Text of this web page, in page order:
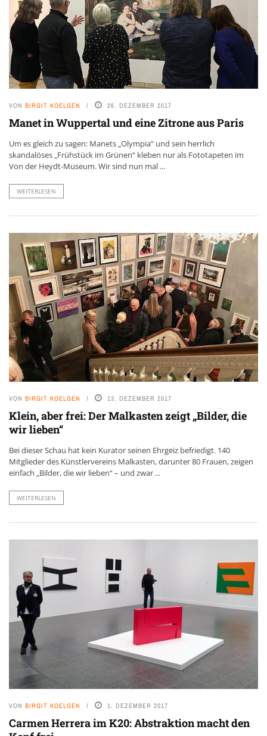
VON BIRGIT KOELGEN 26. DEZEMBER 2017
Manet in Wuppertal und eine Zitrone aus Paris
Um es gleich zu sagen: Manets „Olympia“ und sein herrlich
skandalöses „Frühstück im Grünen“ kleben nur als Fototapeten im
Von der Heydt-Museum. Wir sind nun mal ...
WEITERLESEN
VON BIRGIT KOELGEN 13. DEZEMBER 2017
Klein, aber frei: Der Malkasten zeigt „Bilder, die
wir lieben“
Bei dieser Schau hat kein Kurator seinen Ehrgeiz befriedigt. 140
Mitglieder des Künstlervereins Malkasten, darunter 80 Frauen, zeigen
einfach „Bilder, die wir lieben“ – und zwar ...
WEITERLESEN
VON BIRGIT KOELGEN 1. DEZEMBER 2017
Carmen Herrera im K20: Abstraktion macht den